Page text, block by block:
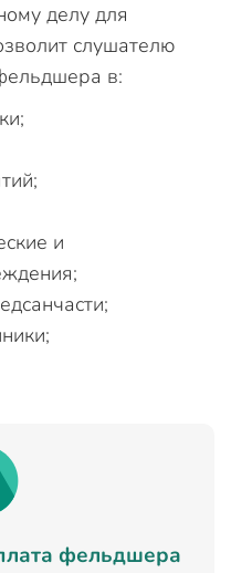
делу для
слушателю
в:
и
фельдшера